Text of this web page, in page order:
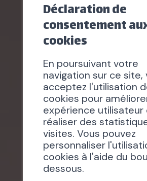
Déclaration de
consentement
cookies
En poursuivant votre
navigation sur ce site,
acceptez l'utilisation
cookies pour
expérience utilisateur
réaliser des
visites. Vous pouvez
personnaliser
cookies à l'aide du
dessous.